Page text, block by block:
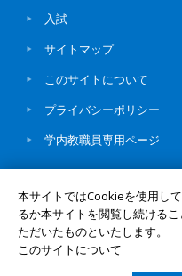
入試
サイトマップ
このサイトについて
プライバシーポリシー
学内教職員専用ページ
©
本サイトではCookieを使用し
るか本サイトを閲覧し続ける
ただいたものといたします。
このサイトについて